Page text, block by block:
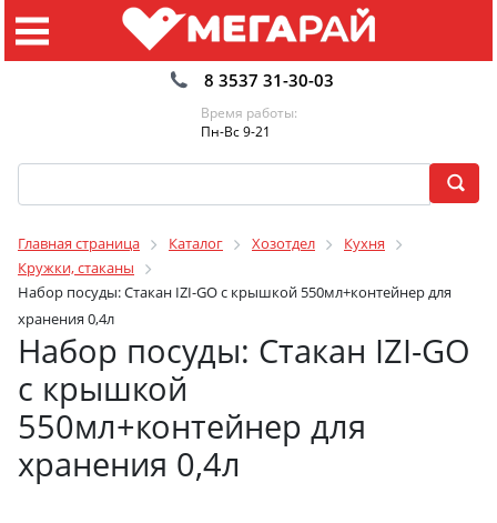
8 3537 31-30-03
Время работы:
Пн-Вс 9-21
Главная страница Каталог Хозотдел
Кухня
Кружки, стаканы
Набор посуды: Стакан IZI-GO с крышкой 550мл+контейнер для
хранения 0,4л
Набор посуды: Стакан IZI-GO
с крышкой
550мл+контейнер для
хранения 0,4л